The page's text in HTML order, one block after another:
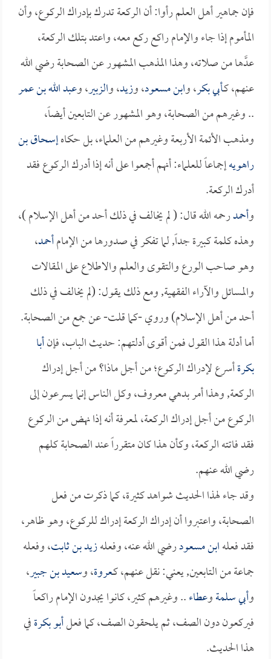
فإن جماهير أهل العلم رأوا: أن الركعة تدرك بإدراك الركوع، وأن
المأموم إذا جاء والإمام راكع ركع معه، واعتد بتلك الركعة،
عدَّها من صلاته، وهذا المذهب المشهور عن الصحابة رضي الله
عنهم، كـأبي بكر، وابن مسعود، وزيد، والزبير، وعبد الله بن عمر
.. وغيرهم من الصحابة، وهو المشهور عن التابعين أيضاً،
ومذهب الأئمة الأربعة وغيرهم من العلماء، بل حكاهإسحاق بن
راهويهإجماعاً للعلماء: أنهم أجمعوا على أنه إذا أدرك الركوع فقد
أدرك الركعة.
وأحمدرحمه الله قال: ( لم يخالف في ذلك أحد من أهل الإسلام )،
وهذه كلمة كبيرة جداً, لما تفكر في صدورها من الإمامأحمد،
وهو صاحب الورع والتقوى والعلم والاطلاع على المقالات
والمسائل والآراء الفقهية, ومع ذلك يقول: (لم يخالف في ذلك
أحد من أهل الإسلام) وروي -كما قلت- عن جمع من الصحابة.
أما أدلة هذا القول فمن أقوى أدلتهم: حديث الباب، فإنأبا
بكرةأسرع لإدراك الركوع؛ من أجل ماذا؟ من أجل إدراك
الركعة, وهذا أمر بدهي معروف، وكل الناس إنما يسرعون إلى
الركوع من أجل إدراك الركعة، لمعرفة أنه إذا نهض من الركوع
فقد فاتته الركعة، وكأن هذا كان متقرراً عند الصحابة كلهم
رضي الله عنهم.
وقد جاء لهذا الحديث شواهد كثيرة، كما ذكرت من فعل
الصحابة، واعتبروا أن إدراك الركعة إدراك للركوع، وهو ظاهر،
فقد فعلهابن مسعودرضي الله عنه، وفعلهزيد بن ثابت، وفعله
جماعة من التابعين, يعني: نقل عنهم، كـعروة، وسعيد بن جبير،
وأبي سلمةوعطاء.. وغيرهم كثير، كانوا يجدون الإمام راكعاً
فيركعون دون الصف، ثم يلحقون الصف، كما فعلأبو بكرةفي
هذا الحديث.